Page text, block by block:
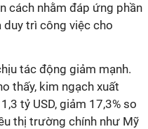
cách nhằm đáp ứng phần
duy trì công việc cho
tác động giảm mạnh.
thấy, kim ngạch xuất
tỷ USD, giảm 17,3% so
thị trường chính như Mỹ